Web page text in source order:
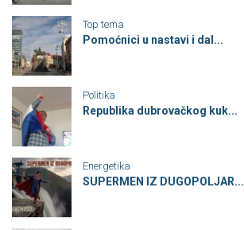
Top tema
Pomoćnici u nastavi i dal...
Politika
Republika dubrovačkog kuk...
Energetika
SUPERMEN IZ DUGOPOLJAR...